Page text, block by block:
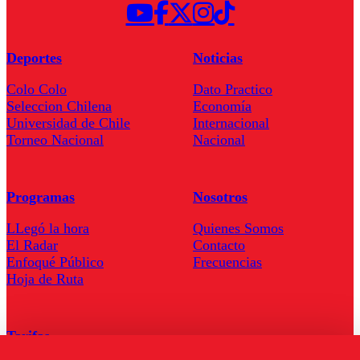
Deportes
Colo Colo
Seleccion Chilena
Universidad de Chile
Torneo Nacional
Noticias
Dato Practico
Economía
Internacional
Nacional
Programas
LLegó la hora
El Radar
Enfoqué Público
Hoja de Ruta
Nosotros
Quienes Somos
Contacto
Frecuencias
Tarifas